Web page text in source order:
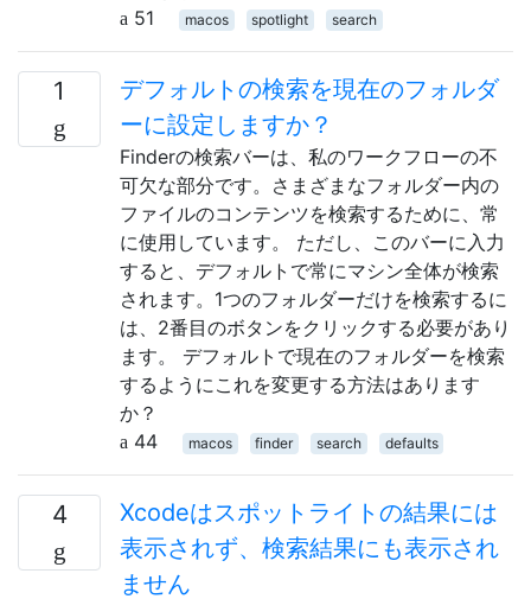
51
macos spotlight search
1
デフォルトの検索を現在のフォルダ
ーに設定しますか？
Finderの検索バーは、私のワークフローの不
可欠な部分です。さまざまなフォルダー内の
ファイルのコンテンツを検索するために、常
に使用しています。 ただし、このバーに入力
すると、デフォルトで常にマシン全体が検索
されます。1つのフォルダーだけを検索するに
は、2番目のボタンをクリックする必要があり
ます。 デフォルトで現在のフォルダーを検索
するようにこれを変更する方法はあります
か？
44
macos finder search defaults
4
Xcodeはスポットライトの結果には
表示されず、検索結果にも表示され
ません